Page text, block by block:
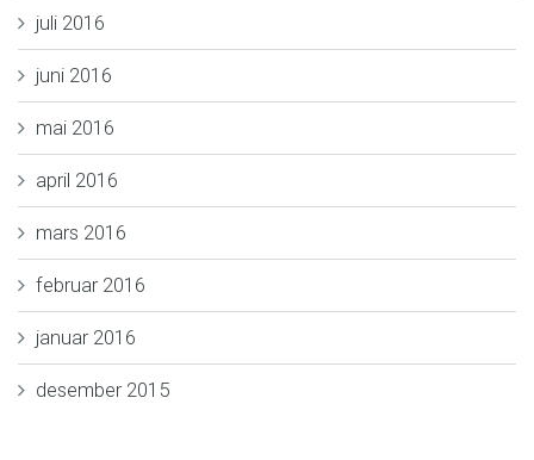
juli 2016
juni 2016
mai 2016
april 2016
mars 2016
februar 2016
januar 2016
desember 2015